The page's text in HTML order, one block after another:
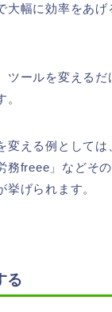
大幅に効率をあげ
ツールを変える
変える例として
務freee」などそ
挙げられます。
る